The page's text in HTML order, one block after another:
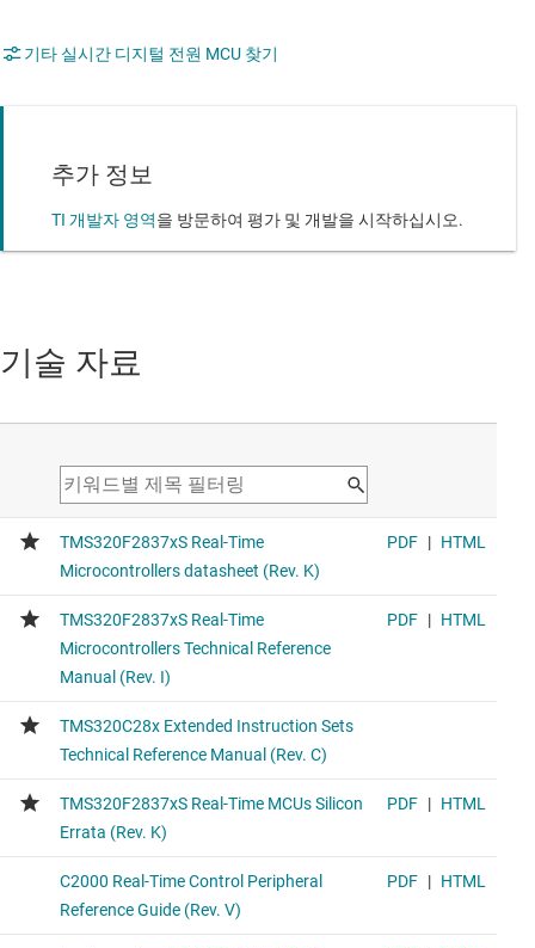
기타 실시간 디지털 전원 MCU 찾기
추가 정보
TI 개발자 영역을 방문하여 평가 및 개발을 시작하십시오.
기술 자료